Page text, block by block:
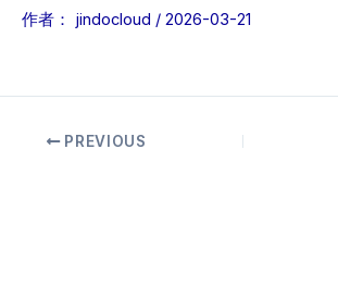
作者： jindocloud / 2026-03-21
PREVIOUS